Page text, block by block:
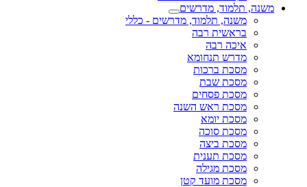
משנה, תלמוד, מדרשים
משנה, תלמוד, מדרשים - כללי
בראשית רבה
איכה רבה
מדרש תנחומא
מסכת ברכות
מסכת שבת
מסכת פסחים
מסכת ראש השנה
מסכת יומא
מסכת סוכה
מסכת ביצה
מסכת תענית
מסכת מגילה
מסכת מועד קטן